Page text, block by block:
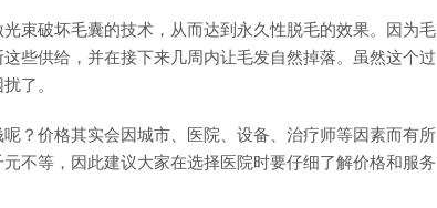
束破坏毛囊的技术，从而达到永久性脱毛的效果。因为毛
些供给，并在接下来几周内让毛发自然掉落。虽然这个过
了。
？价格其实会因城市、医院、设备、治疗师等因素而有所
不等，因此建议大家在选择医院时要仔细了解价格和服务